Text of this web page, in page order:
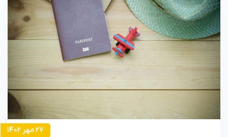
27 مهر 1402